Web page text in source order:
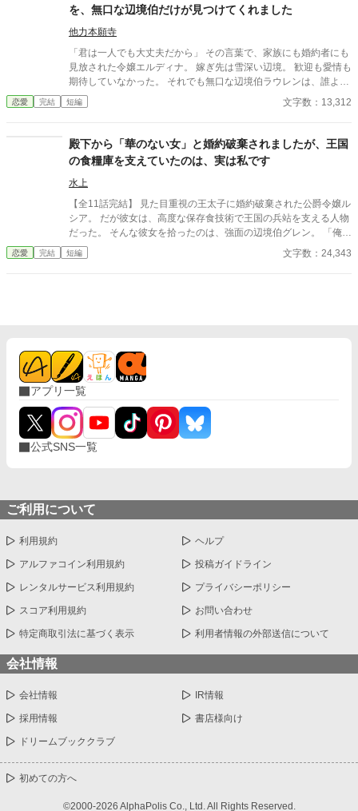
を、無口な辺境伯だけが見つけてくれました
他力本願寺
「君は一人でも大丈夫だから」 その言葉で、家族にも婚約者にも
見放された令嬢エルディナ。 嫁ぎ先は雪深い辺境。 歓迎も愛情も
期待していなかった。 それでも無口な辺境伯ラウレンは、誰より
も先に彼女の疲れや我慢へ気づく。 「ここに居ていい」 その一言
から始まった新しい暮らし。 白湯を沸かし、小さな異変へ気づ
願う辺境伯。 傷ついた二人が少しずつ心を通わせていく、優しく
温かな辺境スローライフ恋愛。
恋愛 完結 短編 文字数：13,312
殿下から「華のない女」と婚約破棄されましたが、王国
の食糧庫を支えていたのは、実は私です
水上
【全11話完結】 見た目重視の王太子に婚約破棄された公爵令嬢ル
シア。 だが彼女は、高度な保存食技術で王国の兵站を支える人物
だった。 そんな彼女を拾ったのは、強面の辺境伯グレン。 「俺は
装飾品より、屋台骨を愛する」と実力を認められたルシアは、泥
臭い川魚を売れる商品に変え、害獣を絶品ソーセージへと変えて
恋愛 完結 短編 文字数：24,343
アプリ一覧
公式SNS一覧
ご利用について
利用規約 ヘルプ
アルファコイン利用規約 投稿ガイドライン
レンタルサービス利用規約 プライバシーポリシー
スコア利用規約 お問い合わせ
特定商取引法に基づく表示 利用者情報の外部送信について
会社情報
会社情報 IR情報
採用情報 書店様向け
ドリームブッククラブ
初めての方へ
©2000-2026 AlphaPolis Co., Ltd. All Rights Reserved.